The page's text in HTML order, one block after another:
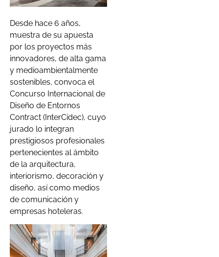
Desde hace 6 años,
muestra de su apuesta
por los proyectos más
innovadores, de alta gama
y medioambientalmente
sostenibles, convoca el
Concurso Internacional de
Diseño de Entornos
Contract (InterCidec), cuyo
jurado lo integran
prestigiosos profesionales
pertenecientes al ámbito
de la arquitectura,
interiorismo, decoración y
diseño, así como medios
de comunicación y
empresas hoteleras.